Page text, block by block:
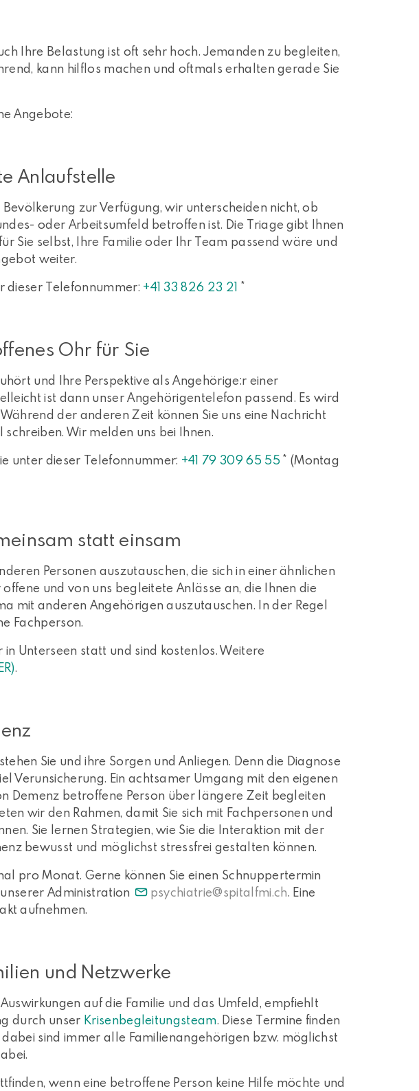
Ihre Belastung ist oft sehr hoch. Jemanden zu begleiten,
kann hilflos machen und oftmals erhalten gerade Sie
Angebote:
Anlaufstelle
zur Verfügung, wir unterscheiden nicht, ob
oder Arbeitsumfeld betroffen ist. Die Triage gibt Ihnen
Sie selbst, Ihre Familie oder Ihr Team passend wäre und
weiter.
dieser Telefonnummer: +41 33 826 23 21 *
Ohr für Sie
und Ihre Perspektive als Angehörige:r einer
ist dann unser Angehörigentelefon passend. Es wird
der anderen Zeit können Sie uns eine Nachricht
Wir melden uns bei Ihnen.
unter dieser Telefonnummer: +41 79 309 65 55 * (Montag
statt einsam
Personen auszutauschen, die sich in einer ähnlichen
und von uns begleitete Anlässe an, die Ihnen die
mit anderen Angehörigen auszutauschen. In der Regel
Fachperson.
Unterseen statt und sind kostenlos. Weitere
.
Sie und ihre Sorgen und Anliegen. Denn die Diagnose
Verunsicherung. Ein achtsamer Umgang mit den eigenen
Demenz betroffene Person über längere Zeit begleiten
wir den Rahmen, damit Sie sich mit Fachpersonen und
Sie lernen Strategien, wie Sie die Interaktion mit der
bewusst und möglichst stressfrei gestalten können.
pro Monat. Gerne können Sie einen Schnuppertermin
Administration
psychiatrie spitalfmi.ch. Eine
aufnehmen.
und Netzwerke
auf die Familie und das Umfeld, empfiehlt
durch unser Krisenbegleitungsteam. Diese Termine finden
sind immer alle Familienangehörigen bzw. möglichst
wenn eine betroffene Person keine Hilfe möchte und